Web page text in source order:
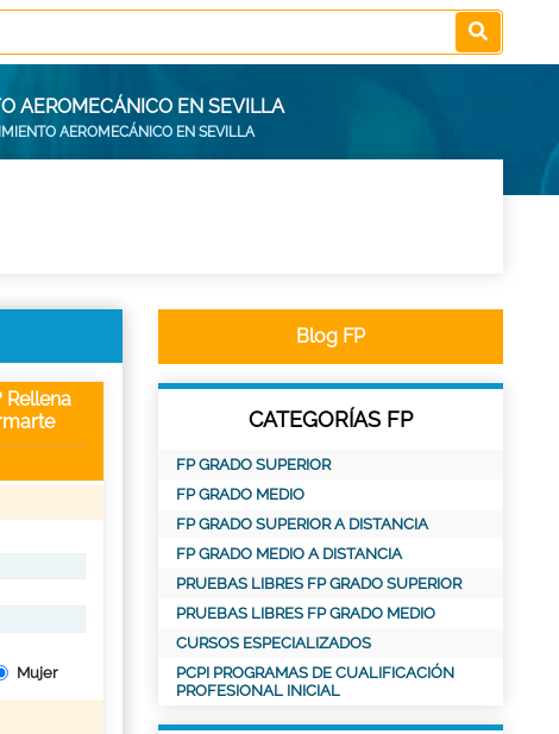
AEROMECÁNICO EN SEVILLA
AEROMECÁNICO EN SEVILLA
Rellena
Mujer
Blog FP
CATEGORÍAS FP
FP GRADO SUPERIOR
FP GRADO MEDIO
FP GRADO SUPERIOR A DISTANCIA
FP GRADO MEDIO A DISTANCIA
PRUEBAS LIBRES FP GRADO SUPERIOR
PRUEBAS LIBRES FP GRADO MEDIO
CURSOS ESPECIALIZADOS
PCPI PROGRAMAS DE CUALIFICACIÓN
PROFESIONAL INICIAL